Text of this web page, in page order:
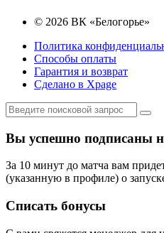
© 2026 ВК «Белогорье»
Политика
Способы оплаты
Гарантия и возврат
Сделано в Xpage
Вы успешно подписаны
За 10 минут до матча вам
(указанную в профиле) о
Списать бонусы